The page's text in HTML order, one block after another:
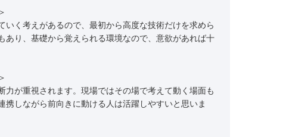
いく考えがあるので、最初から高度な技術だけを求めら
あり、基礎から覚えられる環境なので、意欲があれば十
力が重視されます。現場ではその場で考えて動く場面も
携しながら前向きに動ける人は活躍しやすいと思いま